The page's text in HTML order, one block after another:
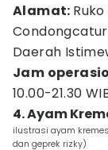
Alamat:
Daerah
Jam
10.00-21.30
4. Ayam
ilustrasi ayam
dan geprek rizky)